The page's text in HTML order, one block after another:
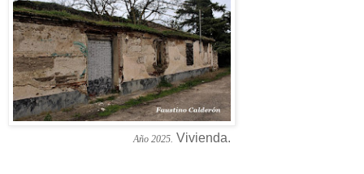
Año 2025. Vivienda.